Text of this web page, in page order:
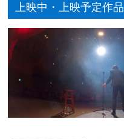
上映中・上映予定作品